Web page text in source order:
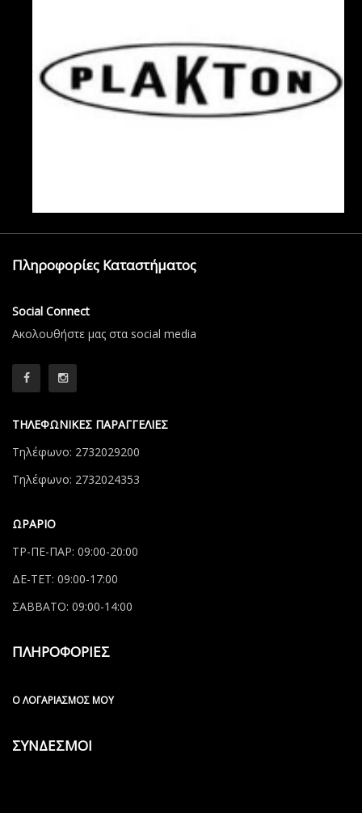
Πληροφορίες Καταστήματος
Social Connect
Aκολουθήστε μας στα social media
ΤΗΛΕΦΩΝΙΚΕΣ ΠΑΡΑΓΓΕΛΙΕΣ
Τηλέφωνο: 2732029200
Τηλέφωνο: 2732024353
ΩΡΑΡΙΟ
ΤΡ-ΠΕ-ΠΑΡ: 09:00-20:00
ΔΕ-ΤΕΤ: 09:00-17:00
ΣΑΒΒΑΤΟ: 09:00-14:00
ΠΛΗΡΟΦΟΡΙΕΣ
Ο ΛΟΓΑΡΙΑΣΜΌΣ ΜΟΥ
ΣΥΝΔΕΣΜΟΙ